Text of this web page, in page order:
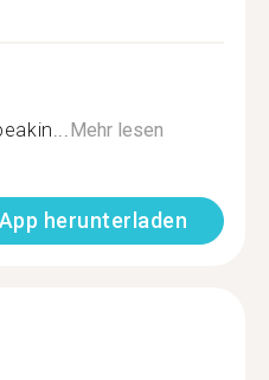
Mehr lesen
App herunterladen